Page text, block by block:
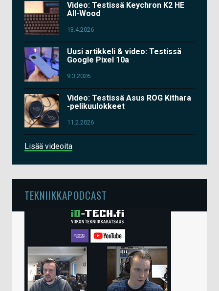
Video: Testissä Keychron K2 HE
All-Wood
13.4.2026
Uusi artikkeli & video: Testissä
Google Pixel 10a
9.3.2026
Video: Testissä Asus ROG Kithara
-pelikuulokkeet
11.2.2026
Lisää videoita
TEKNIIKKAPODCAST